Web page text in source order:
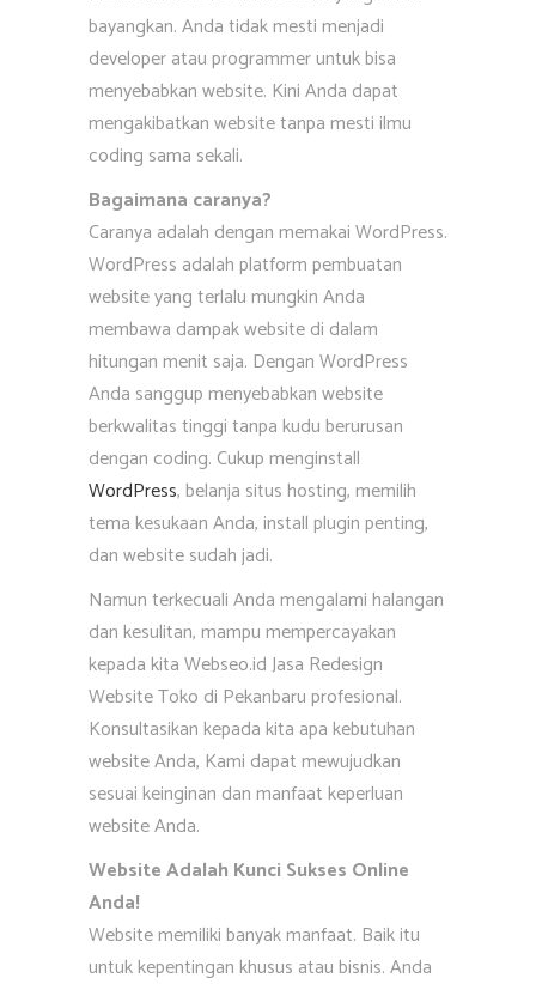
bayangkan. Anda tidak mesti menjadi
developer atau programmer untuk bisa
menyebabkan website. Kini Anda dapat
mengakibatkan website tanpa mesti ilmu
coding sama sekali.
Bagaimana caranya?
Caranya adalah dengan memakai WordPress.
WordPress adalah platform pembuatan
website yang terlalu mungkin Anda
membawa dampak website di dalam
hitungan menit saja. Dengan WordPress
Anda sanggup menyebabkan website
berkwalitas tinggi tanpa kudu berurusan
dengan coding. Cukup menginstall
WordPress, belanja situs hosting, memilih
tema kesukaan Anda, install plugin penting,
dan website sudah jadi.
Namun terkecuali Anda mengalami halangan
dan kesulitan, mampu mempercayakan
kepada kita Webseo.id Jasa Redesign
Website Toko di Pekanbaru profesional.
Konsultasikan kepada kita apa kebutuhan
website Anda, Kami dapat mewujudkan
sesuai keinginan dan manfaat keperluan
website Anda.
Website Adalah Kunci Sukses Online
Anda!
Website memiliki banyak manfaat. Baik itu
untuk kepentingan khusus atau bisnis. Anda